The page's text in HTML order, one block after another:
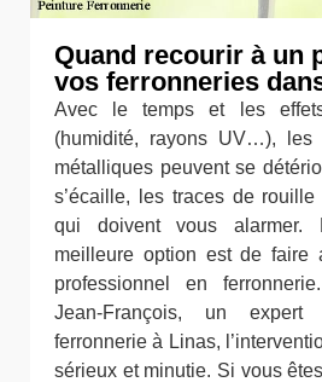
Quand recourir à un
vos ferronneries
Avec le temps et les
(humidité, rayons UV…), les
métalliques peuvent se
s’écaille, les traces de
qui doivent vous
meilleure option est de faire
professionnel en
Jean-François, un
ferronnerie à Linas,
sérieux et minutie. Si vous